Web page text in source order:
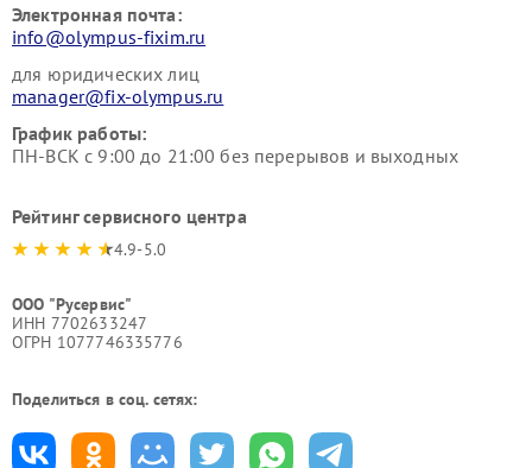
Электронная почта:
info@olympus-fixim.ru
для юридических лиц
manager@fix-olympus.ru
График работы:
ПН-ВСК с 9:00 до 21:00 без перерывов и выходных
Рейтинг сервисного центра
4.9-5.0
ООО "Русервис"
ИНН 7702633247
ОГРН 1077746335776
Поделиться в соц. сетях: